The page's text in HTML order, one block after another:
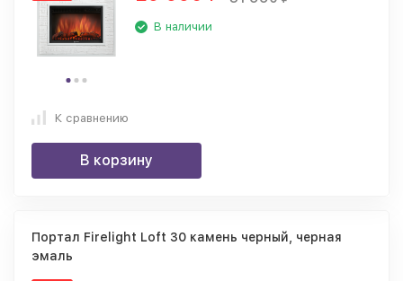
В наличии
К сравнению
В корзину
Портал Firelight Loft 30 камень черный, черная
эмаль